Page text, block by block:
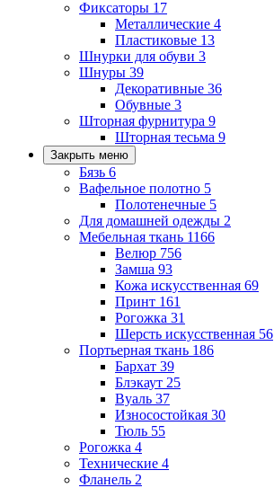
Фиксаторы 17
Металлические 4
Пластиковые 13
Шнурки для обуви 3
Шнуры 39
Декоративные 36
Обувные 3
Шторная фурнитура 9
Шторная тесьма 9
Закрыть меню
Бязь 6
Вафельное полотно 5
Полотенечные 5
Для домашней одежды 2
Мебельная ткань 1166
Велюр 756
Замша 93
Кожа искусственная 69
Принт 161
Рогожка 31
Шерсть искусственная 56
Портьерная ткань 186
Бархат 39
Блэкаут 25
Вуаль 37
Износостойкая 30
Тюль 55
Рогожка 4
Технические 4
Фланель 2